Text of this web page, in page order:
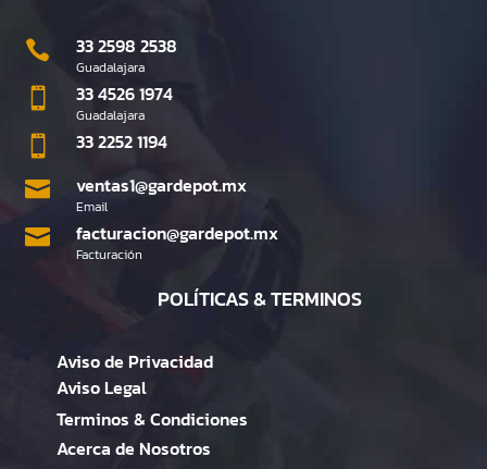
 33 2598 2538
Guadalajara
 33 4526 1974
Guadalajara
 33 2252 1194
 ventas1@gardepot.mx
Email
 facturacion@gardepot.mx
Facturación
POLÍTICAS & TERMINOS
Aviso de Privacidad
Aviso Legal
Terminos & Condiciones
Acerca de Nosotros